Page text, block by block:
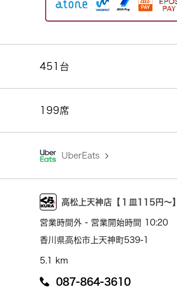
451台
199席
UberEats
高松上天神店【１皿115円～】
営業時間外 - 営業開始時間 10:20
香川県高松市上天神町539-1
5.1 km
087-864-3610